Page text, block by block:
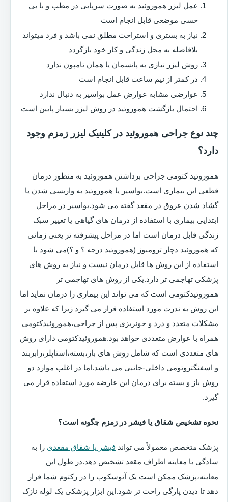
عمل لیزر هموروئید به صورت سرپایی در مطب و با بی
حسی موضعی قابل انجام است
نیاز به بستری و استراحت مطلق نمی باشد و فرد میتواند
بلافاصله به محل زندگی و کار خود بازگردد
روش لیزر نیازی به پانسمان یا همان تامپون ندارد
در کمتر از نیم ساعت قابل انجام است
عوارضی مشابه عوارض عمل بواسیر به دنبال ندارد
احتمال بازگشت هموروئید در روش لیزر بسیار پایین است
چند نوع جراحی هموروئید در کلینیک لیزر زمزم وجود
دارد؟
هموروئید کتومی جراحی برداشتن هموروئید به منظور درمان
قطعی این بیماری است.بواسیر یا هموروئید به واریسی شدن یا
گشاد شدن عروق در مقعد گفته می شود.بواسیر در مراحل
ابتدایی بیماری با استفاده از درمان های گیاهی یا تغییر سبک
زندگی قابل درمان است اما در مراحل پیشرفته تر یعنی زمانی
که هموروئید دچار ترومبوز (هموروئید درجه ؟ و ؟)می شود با
استفاده از این روش ها قابل درمان نیست و نیاز به روش های
پزشکی تهاجمی تر دارد.یکی از روش های تهاجمی تر
هموروئیدکتومی است که می تواند این بیماری را درمان نماید اما
این روش به ندرت مورد استفاده قرار می گیرد زیرا که علاوه بر
مشکلات متعدد و درد و خونریزی پس از جراحی،هموروئیدکتومی
همراه با عوارض متعددی خواهد بود.هموروئیدکتومی دارای روش
های متعددی است که شامل روش های باز،بسته،استاپلر،رابربند
و اسفنگتروتومی داخلی-جانبی می باشد.اما در اغلب موارد دو
روش باز و بسته برای درمان این عارضه مورد استفاده قرار می
گیرد.
نحوه تشخیص شقاق یا فیشر در زمزم چگونه است؟
پزشک متخصص معمولاً می تواند فیشر یا شقاق مقعدی را به
سادگی با معاینه اطراف مقعد تشخیص دهد.در طول این
معاینه،پزشک ممکن است یک آنوسکوپ را در رکتوم شما قرار
دهد تا دیدن پارگی راحت تر شود.این ابزار پزشکی یک لوله نازک